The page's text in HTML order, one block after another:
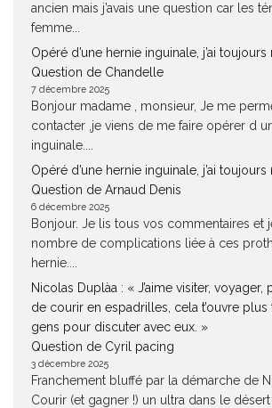
ancien mais j’avais une question car les
femme...
Opéré d’une hernie inguinale, j’ai toujours
Question de Chandelle
7 décembre 2025
Bonjour madame , monsieur, Je me
contacter ,je viens de me faire opérer d
inguinale....
Opéré d’une hernie inguinale, j’ai toujours
Question de Arnaud Denis
6 décembre 2025
Bonjour. Je lis tous vos commentaires et
nombre de complications liée à ces
hernie....
Nicolas Duplàa : « J’aime visiter, voyager,
de courir en espadrilles, cela t’ouvre plus
gens pour discuter avec eux. »
Question de Cyril pacing
3 décembre 2025
Franchement bluffé par la démarche de
Courir (et gagner !) un ultra dans le